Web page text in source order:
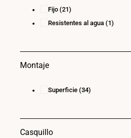
Fijo (21)
Resistentes al agua (1)
Montaje
Superficie (34)
Casquillo